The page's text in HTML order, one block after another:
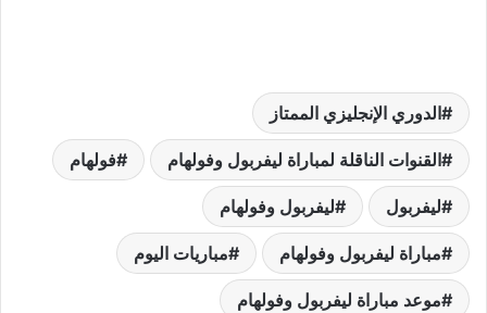
الدوري الإنجليزي الممتاز
القنوات الناقلة لمباراة ليفربول وفولهام فولهام
ليفربول ليفربول وفولهام
مباراة ليفربول وفولهام مباريات اليوم
موعد مباراة ليفربول وفولهام